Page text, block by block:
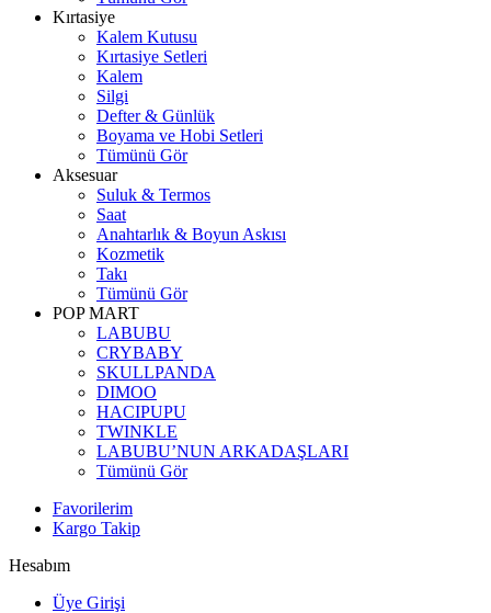
Kırtasiye
Kalem Kutusu
Kırtasiye Setleri
Kalem
Silgi
Defter & Günlük
Boyama ve Hobi Setleri
Tümünü Gör
Aksesuar
Suluk & Termos
Saat
Anahtarlık & Boyun Askısı
Kozmetik
Takı
Tümünü Gör
POP MART
LABUBU
CRYBABY
SKULLPANDA
DIMOO
HACIPUPU
TWINKLE
LABUBU’NUN ARKADAŞLARI
Tümünü Gör
Favorilerim
Kargo Takip
Hesabım
Üye Girişi